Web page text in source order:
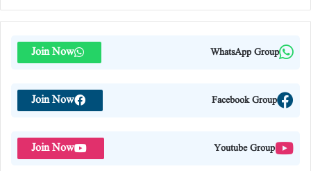
WhatsApp Group
Join Now
Facebook Group
Join Now
Youtube Group
Join Now